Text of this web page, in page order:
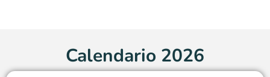
Calendario 2026